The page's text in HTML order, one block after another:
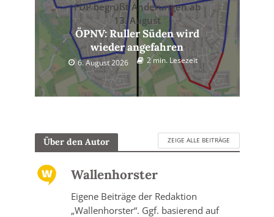
FDP begrüßt Änderungen ab
13. August
ÖPNV: Ruller Süden wird
wieder angefahren
6. August 2026 2 min. Lesezeit
Über den Autor ZEIGE ALLE BEITRÄGE
Wallenhorster
Eigene Beiträge der Redaktion
„Wallenhorster“. Ggf. basierend auf